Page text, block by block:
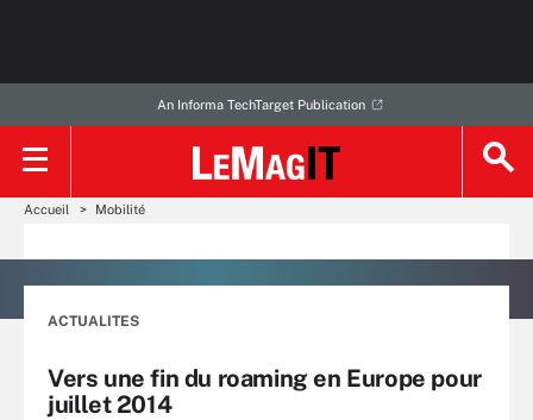
An Informa TechTarget Publication
Accueil Mobilité
ACTUALITES
Vers une fin du roaming en Europe pour
juillet 2014